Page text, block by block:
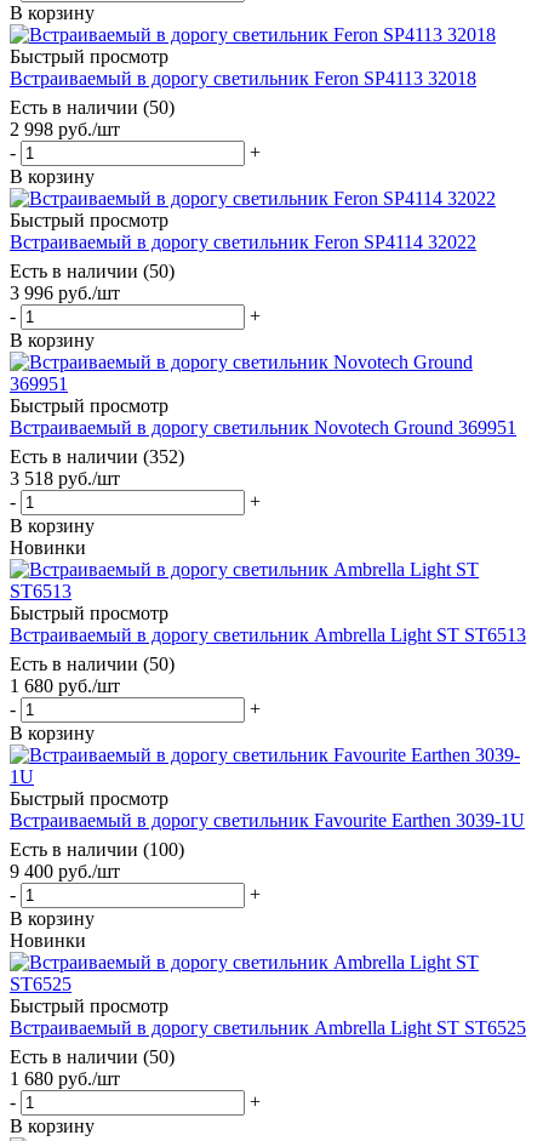
В корзину
Быстрый просмотр
Встраиваемый в дорогу светильник Feron SP4113 32018
Есть в наличии (50)
2 998 руб./шт
-
+
В корзину
Быстрый просмотр
Встраиваемый в дорогу светильник Feron SP4114 32022
Есть в наличии (50)
3 996 руб./шт
-
+
В корзину
Быстрый просмотр
Встраиваемый в дорогу светильник Novotech Ground 369951
Есть в наличии (352)
3 518 руб./шт
-
+
В корзину
Новинки
Быстрый просмотр
Встраиваемый в дорогу светильник Ambrella Light ST ST6513
Есть в наличии (50)
1 680 руб./шт
-
+
В корзину
Быстрый просмотр
Встраиваемый в дорогу светильник Favourite Earthen 3039-1U
Есть в наличии (100)
9 400 руб./шт
-
+
В корзину
Новинки
Быстрый просмотр
Встраиваемый в дорогу светильник Ambrella Light ST ST6525
Есть в наличии (50)
1 680 руб./шт
-
+
В корзину